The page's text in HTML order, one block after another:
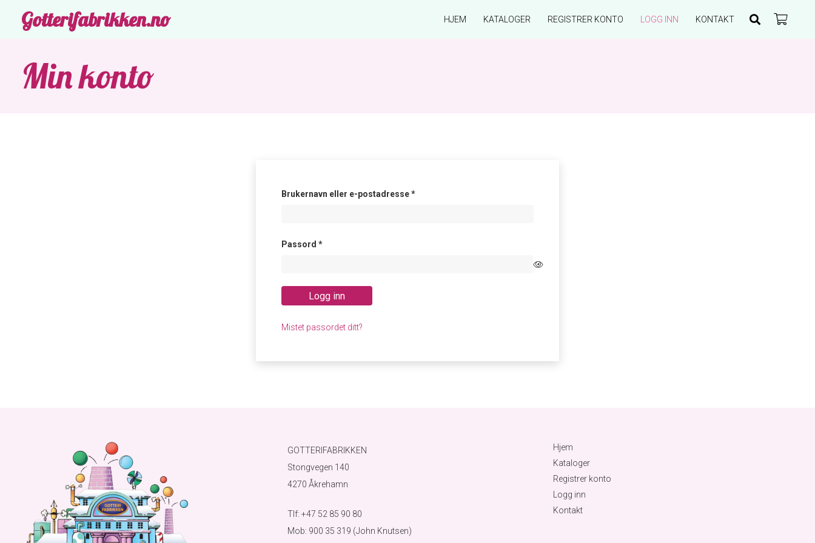
Gotterifabrikken.no HJEM KATALOGER REGISTRER KONTO LOGG INN KONTAKT
Min konto
Brukernavn eller e-postadresse*Påkrevd
Passord *Påkrevd
Logg inn
Mistet passordet ditt?
GOTTERIFABRIKKEN
Stongvegen 140
4270 Åkrehamn
Tlf: +47 52 85 90 80
Mob: 900 35 319 (John Knutsen)
Hjem
Kataloger
Registrer konto
Logg inn
Kontakt